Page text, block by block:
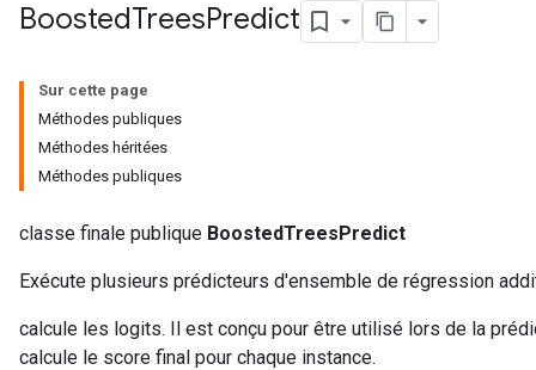
BoostedTreesPredict
Sur cette page
Méthodes publiques
Méthodes héritées
Méthodes publiques
classe finale publique BoostedTreesPredict
Exécute plusieurs prédicteurs d'ensemble de régression
calcule les logits. Il est conçu pour être utilisé lors de la
calcule le score final pour chaque instance.